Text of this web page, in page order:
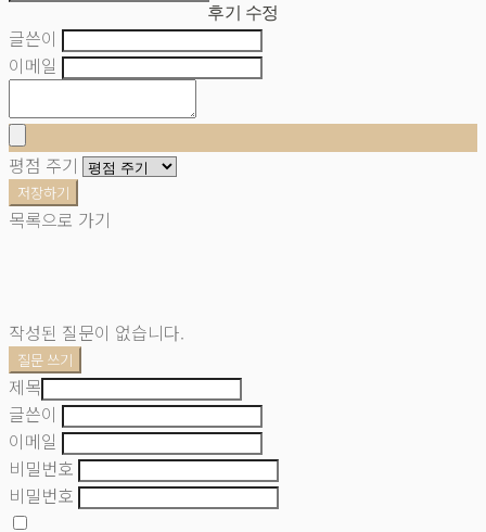
후기 수정
글쓴이
이메일
평점 주기
저장하기
목록으로 가기
작성된 질문이 없습니다.
질문 쓰기
제목
글쓴이
이메일
비밀번호
비밀번호